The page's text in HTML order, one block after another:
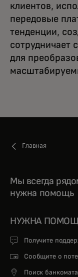
клиентов,
передовые
тенденции,
сотрудничает
для
Главная
Мы всегда
нужна помощь
НУЖНА
Получите
Сообщите о
Поиск банкомата